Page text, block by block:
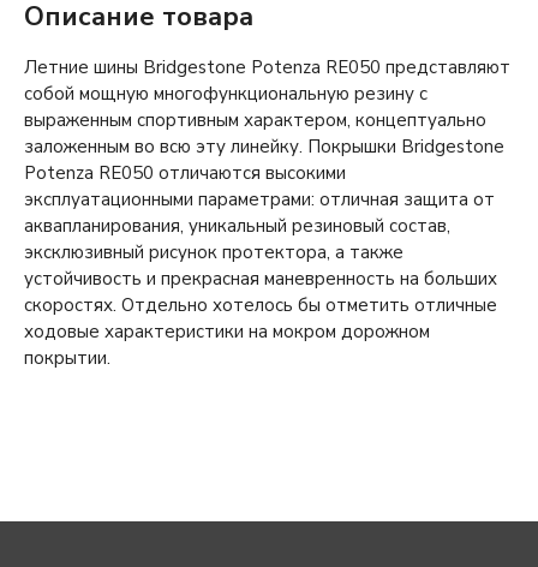
Описание товара
Летние шины Bridgestone Potenza RE050 представляют
собой мощную многофункциональную резину с
выраженным спортивным характером, концептуально
заложенным во всю эту линейку. Покрышки Bridgestone
Potenza RE050 отличаются высокими
эксплуатационными параметрами: отличная защита от
аквапланирования, уникальный резиновый состав,
эксклюзивный рисунок протектора, а также
устойчивость и прекрасная маневренность на больших
скоростях. Отдельно хотелось бы отметить отличные
ходовые характеристики на мокром дорожном
покрытии.